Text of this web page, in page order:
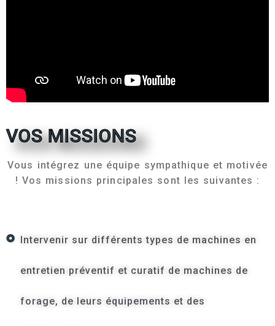
VOS MISSIONS
Vous intégrez une équipe sympathique et motivée
! Vos missions principales sont les suivantes :
Intervenir sur différents types de machines en
entretien préventif et curatif de machines de
forage, de leurs équipements et des